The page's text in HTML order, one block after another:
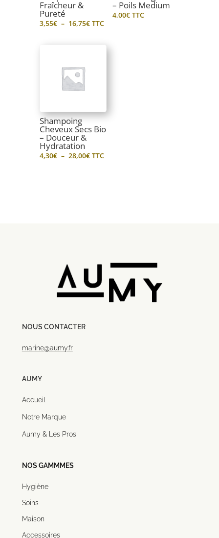
Fraîcheur &
Pureté
3,55€ – 16,75€Plage
TTC
– Poils Medium
4,00€ TTC
Shampoing
Cheveux Secs Bio
– Douceur &
Hydratation
4,30€ – 28,00€Plage
TTC
NOUS CONTACTER
marine@aumy.fr
AUMY
Accueil
Notre Marque
Aumy & Les Pros
NOS GAMMMES
Hygiène
Soins
Maison
Accessoires